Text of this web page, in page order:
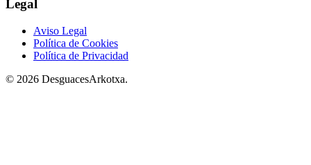
Legal
Aviso Legal
Política de Cookies
Política de Privacidad
© 2026 DesguacesArkotxa.